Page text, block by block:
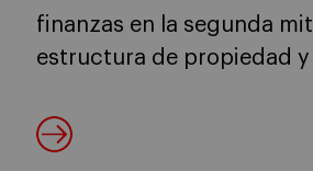
finanzas en la segunda
estructura de propiedad y